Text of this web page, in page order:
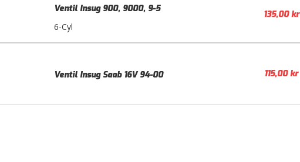
Ventil Insug 900, 9000, 9-5
6-Cyl
135,00kr
Ventil Insug Saab 16V 94-00 115,00kr